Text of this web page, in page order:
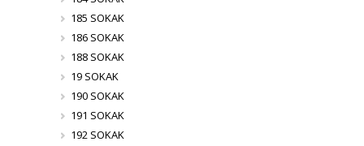
185 SOKAK
186 SOKAK
188 SOKAK
19 SOKAK
190 SOKAK
191 SOKAK
192 SOKAK